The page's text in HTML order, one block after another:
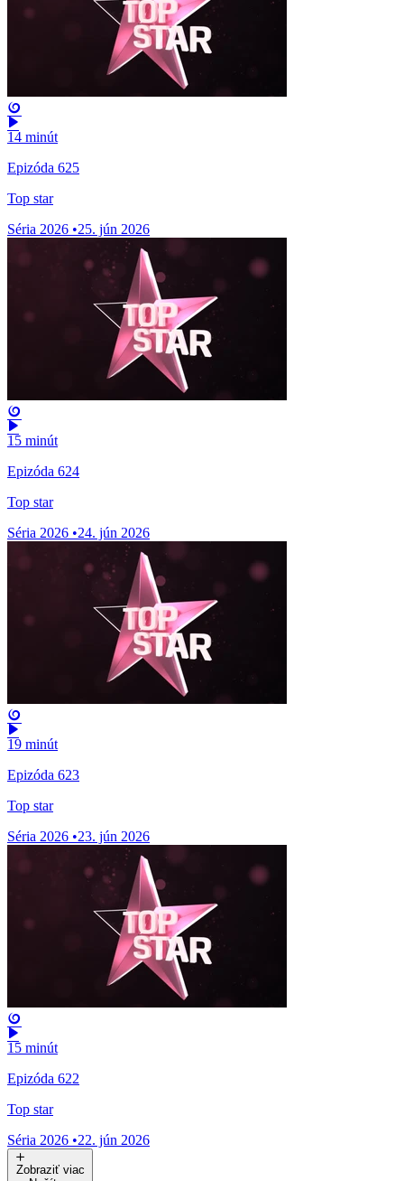
14 minút
Epizóda 625
Top star
Séria 2026 •25. jún 2026
15 minút
Epizóda 624
Top star
Séria 2026 •24. jún 2026
19 minút
Epizóda 623
Top star
Séria 2026 •23. jún 2026
15 minút
Epizóda 622
Top star
Séria 2026 •22. jún 2026
Zobraziť viac